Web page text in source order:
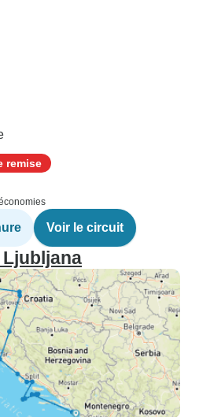
remise
Voir le circuit